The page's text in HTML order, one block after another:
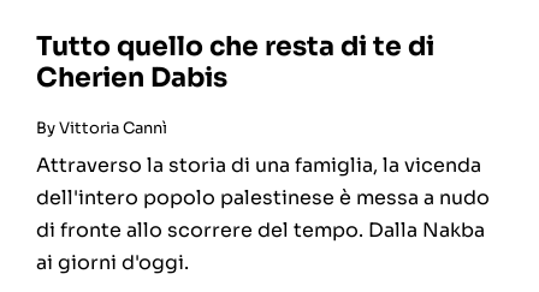
Tutto quello che resta di te di
Cherien Dabis
ByVittoria Cannì
Attraverso la storia di una famiglia, la vicenda
dell'intero popolo palestinese è messa a nudo
di fronte allo scorrere del tempo. Dalla Nakba
ai giorni d'oggi.